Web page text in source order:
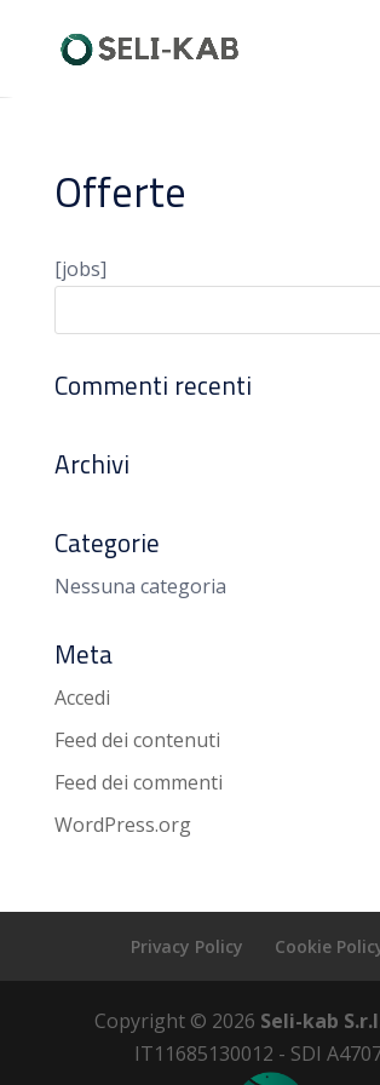
Offerte
[jobs]
Commenti recenti
Archivi
Categorie
Nessuna categoria
Meta
Accedi
Feed dei contenuti
Feed dei commenti
WordPress.org
Privacy Policy Cookie
Copyright © 2026 Seli-kab
IT11685130012 - SDI